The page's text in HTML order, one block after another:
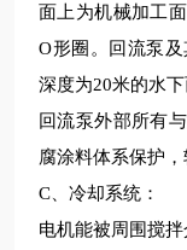
面上为机械加工
O形圈。回流泵
深度为20米的水
回流泵外部所有
腐涂料体系保护，
C、冷却系统 ：
电机能被周围搅拌